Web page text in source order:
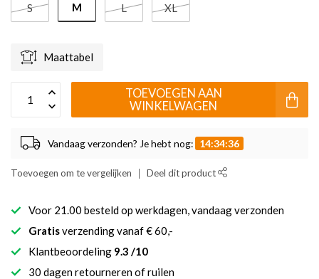
S M L XL
Maattabel
TOEVOEGEN AAN
WINKELWAGEN
Vandaag verzonden? Je hebt nog: 14:34:35
Toevoegen om te vergelijken Deel dit product
Voor 21.00 besteld op werkdagen, vandaag verzonden
Gratisverzending vanaf € 60,-
Klantbeoordeling 9.3 /10
30 dagen retourneren of ruilen